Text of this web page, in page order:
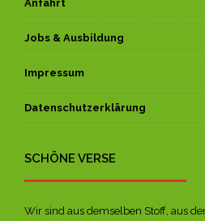
Anfahrt
Jobs & Ausbildung
Impressum
Datenschutzerklärung
SCHÖNE VERSE
Wir sind aus demselben Stoff, aus